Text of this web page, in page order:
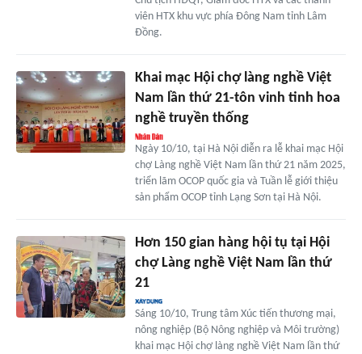
viên HTX khu vực phía Đông Nam tỉnh Lâm
Đồng.
Khai mạc Hội chợ làng nghề Việt
Nam lần thứ 21-tôn vinh tinh hoa
nghề truyền thống
Ngày 10/10, tại Hà Nội diễn ra lễ khai mạc Hội
chợ Làng nghề Việt Nam lần thứ 21 năm 2025,
triển lãm OCOP quốc gia và Tuần lễ giới thiệu
sản phẩm OCOP tỉnh Lạng Sơn tại Hà Nội.
Hơn 150 gian hàng hội tụ tại Hội
chợ Làng nghề Việt Nam lần thứ
21
Sáng 10/10, Trung tâm Xúc tiến thương mại,
nông nghiệp (Bộ Nông nghiệp và Môi trường)
khai mạc Hội chợ làng nghề Việt Nam lần thứ